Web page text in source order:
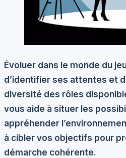
Évoluer dans le monde du
d’identifier ses attentes et
diversité des rôles
vous aide à situer les
appréhender
à cibler vos objectifs pour
démarche cohérente.